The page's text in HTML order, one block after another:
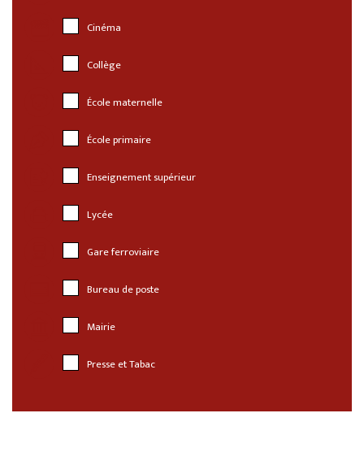
Cinéma
Collège
École maternelle
École primaire
Enseignement supérieur
Lycée
Gare ferroviaire
Bureau de poste
Mairie
Presse et Tabac